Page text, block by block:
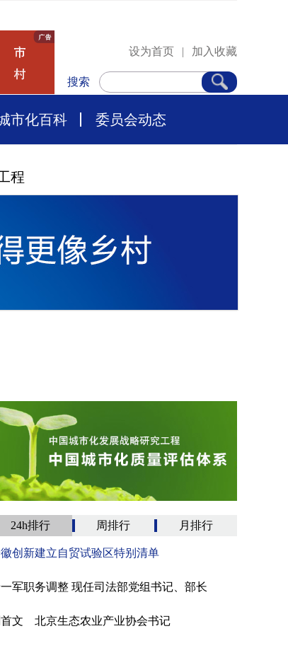
设为首页 | 加入收藏
搜索
市化百科 委员会动态
程
24h排行 周排行 月排行
创新建立自贸试验区特别清单
一军职务调整 现任司法部党组书记、部长
文 北京生态农业产业协会书记